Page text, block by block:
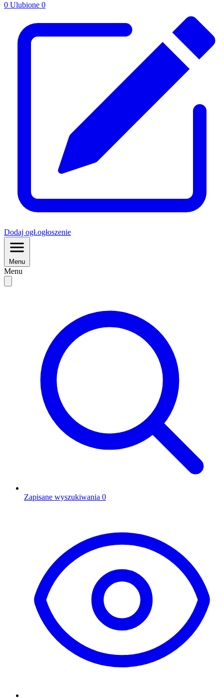
0 Ulubione 0
Dodaj ogł.ogłoszenie
Menu
Menu
Zapisane wyszukiwania 0